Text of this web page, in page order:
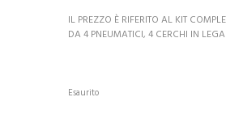
IL PREZZO È RIFERITO AL KIT
DA 4 PNEUMATICI, 4 CERCHI IN
Esaurito